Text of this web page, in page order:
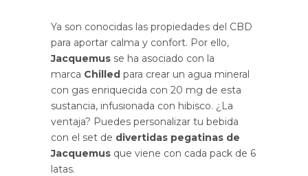
Ya son conocidas las propiedades del CBD
para aportar calma y confort. Por ello,
Jacquemus se ha asociado con la
marca Chilled para crear un agua mineral
con gas enriquecida con 20 mg de esta
sustancia, infusionada con hibisco. ¿La
ventaja? Puedes personalizar tu bebida
con el set de divertidas pegatinas de
Jacquemus que viene con cada pack de 6
latas.